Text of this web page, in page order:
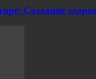
Создание